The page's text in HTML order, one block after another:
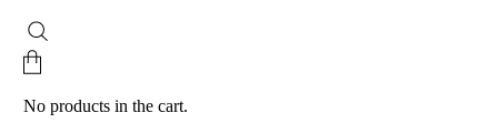
No products in the cart.